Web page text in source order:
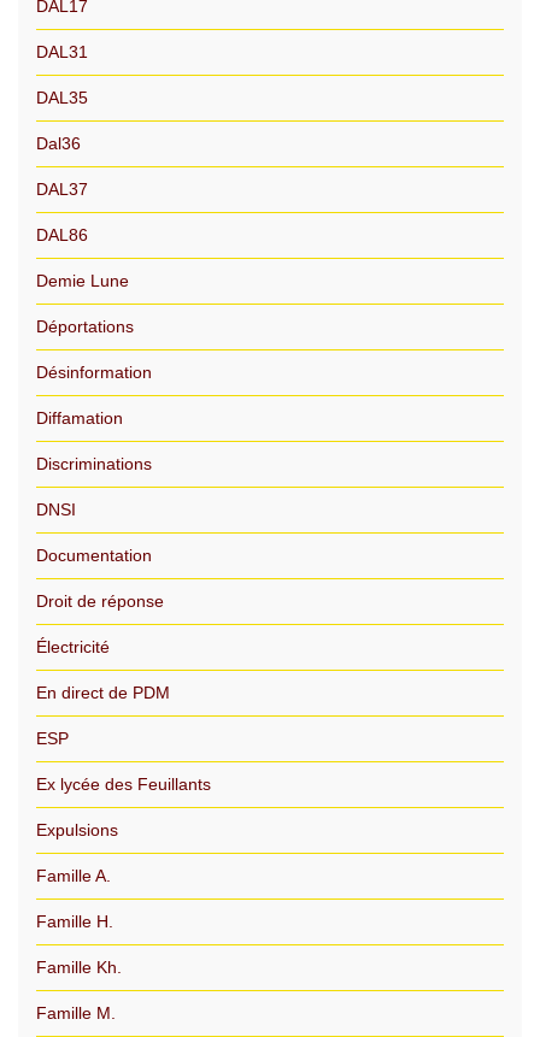
DAL17
DAL31
DAL35
Dal36
DAL37
DAL86
Demie Lune
Déportations
Désinformation
Diffamation
Discriminations
DNSI
Documentation
Droit de réponse
Électricité
En direct de PDM
ESP
Ex lycée des Feuillants
Expulsions
Famille A.
Famille H.
Famille Kh.
Famille M.